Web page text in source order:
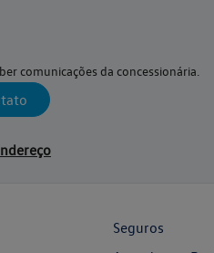
comunicações da concessionária.
Seguros